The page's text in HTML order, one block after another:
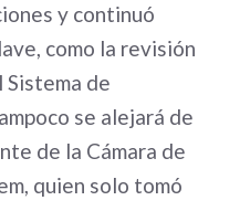
y continuó
como la revisión
de
se alejará de
de la Cámara de
quien solo tomó